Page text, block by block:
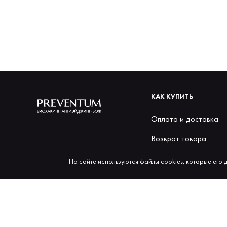
КАК КУПИТЬ
Оплата и доставка
Возврат товара
Бонусы за покупки
На сайте используются файлы cookies, которые